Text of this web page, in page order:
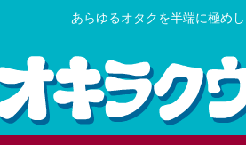
あらゆるオタクを半端に極め